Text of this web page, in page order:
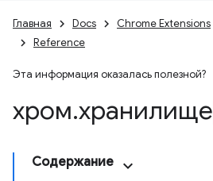
Главная Docs Chrome Extensions
Reference
Эта информация оказалась полезной?
хром.хранилище
Содержание